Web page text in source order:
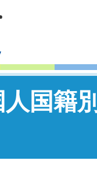
国籍